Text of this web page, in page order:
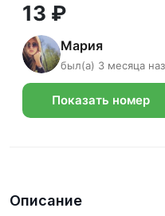
13 ₽
Мария
был(а) 3 месяца
Показать номер
Описание